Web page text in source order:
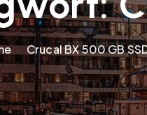
Crucal BX 500 GB